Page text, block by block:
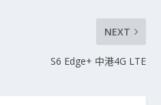
NEXT
S6 Edge+ 中港4G LTE